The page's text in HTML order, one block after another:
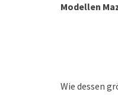
Modellen
Wie dessen